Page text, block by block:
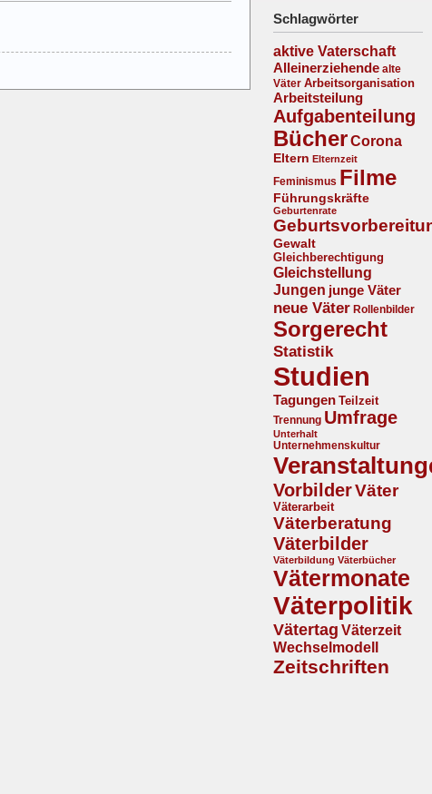
Schlagwörter
aktive Vaterschaft
Alleinerziehende alte
Väter Arbeitsorganisation
Arbeitsteilung
Aufgabenteilung
BücherCorona
Eltern Elternzeit
Feminismus Filme
Führungskräfte
Geburtenrate
Gewalt
Gleichberechtigung
Gleichstellung
Jungen junge Väter
neue Väter Rollenbilder
Sorgerecht
Statistik
Studien
Tagungen Teilzeit
Trennung Umfrage
Unterhalt
Unternehmenskultur
VorbilderVäter
Väterarbeit
Väterberatung
Väterbilder
Väterbildung Väterbücher
Vätermonate
Väterpolitik
Vätertag Väterzeit
Wechselmodell
Zeitschriften